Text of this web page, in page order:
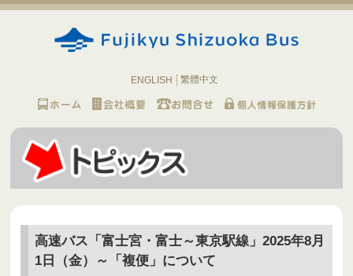
ENGLISH 繁體中文
高速バス「富士宮・富士～東京駅線」2025年8月
1日（金）～「複便」について